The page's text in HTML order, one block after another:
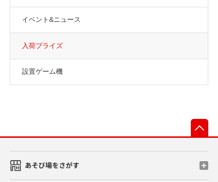
イベント&ニュース
入荷プライズ
設置ゲーム機
あそび場をさがす